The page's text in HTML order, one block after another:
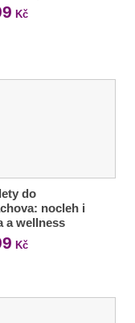
Kč
do
nocleh i
a wellness
Kč